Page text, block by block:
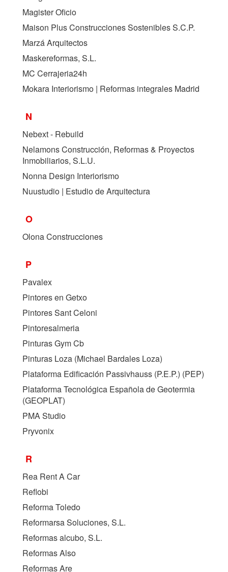
Magister Oficio
Maison Plus Construcciones Sostenibles S.C.P.
Marzá Arquitectos
Maskereformas, S.L.
MC Cerrajeria24h
Mokara Interiorismo | Reformas integrales Madrid
N
Nebext - Rebuild
Nelamons Construcción, Reformas & Proyectos
Inmobiliarios, S.L.U.
Nonna Design Interiorismo
Nuustudio | Estudio de Arquitectura
O
Olona Construcciones
P
Pavalex
Pintores en Getxo
Pintores Sant Celoni
Pintoresalmeria
Pinturas Gym Cb
Pinturas Loza (Michael Bardales Loza)
Plataforma Edificación Passivhauss (P.E.P.) (PEP)
Plataforma Tecnológica Española de Geotermia
(GEOPLAT)
PMA Studio
Pryvonix
R
Rea Rent A Car
Reflobi
Reforma Toledo
Reformarsa Soluciones, S.L.
Reformas alcubo, S.L.
Reformas Also
Reformas Are